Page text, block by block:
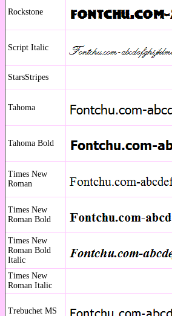
Rockstone
Script Italic
StarsStripes
Tahoma
Tahoma Bold
Times New
Roman
Times New
Roman Bold
Times New
Roman Bold
Italic
Times New
Roman Italic
Trebuchet MS